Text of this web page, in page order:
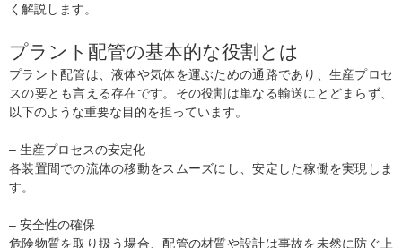
く解説します。
プラント配管の基本的な役割とは
プラント配管は、液体や気体を運ぶための通路であり、生産プロセ
スの要とも言える存在です。その役割は単なる輸送にとどまらず、
以下のような重要な目的を担っています。
– 生産プロセスの安定化
各装置間での流体の移動をスムーズにし、安定した稼働を実現しま
す。
– 安全性の確保
危険物質を取り扱う場合、配管の材質や設計は事故を未然に防ぐ上